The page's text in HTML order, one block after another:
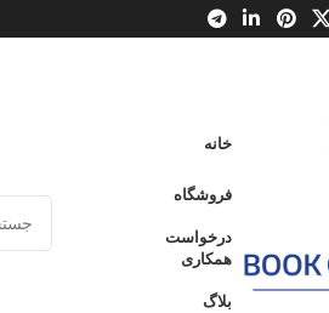
خانه
فروشگاه
درخواست
همکاری
بلاگ